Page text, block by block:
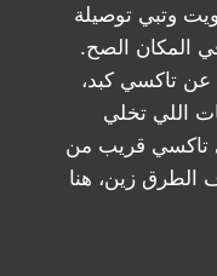
وتبي توصيلة
المكان الصح.
تاكسي كبد،
اللي تخلي
تاكسي قريب من
الطرق زين، هنا